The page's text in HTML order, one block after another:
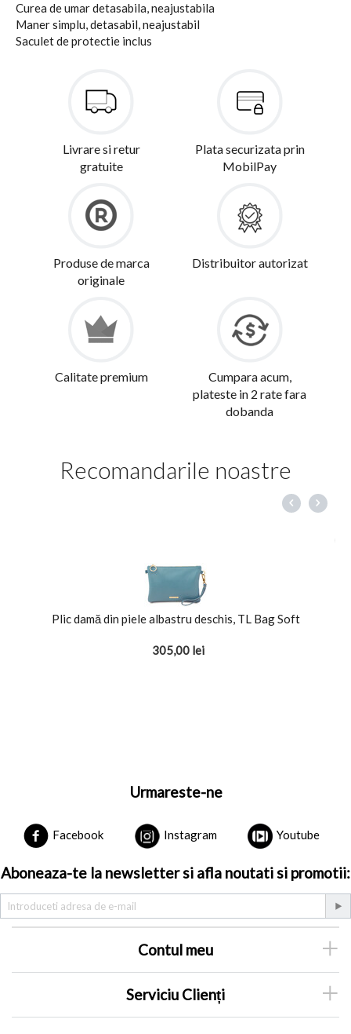
Curea de umar detasabila, neajustabila
Maner simplu, detasabil, neajustabil
Saculet de protectie inclus
Livrare si retur
gratuite
Plata securizata prin
MobilPay
Produse de marca
originale
Distribuitor autorizat
Calitate premium
Cumpara acum,
plateste in 2 rate fara
dobanda
Recomandarile noastre
Plic damă din piele albastru deschis, TL Bag Soft
305,00 lei
Urmareste-ne
Facebook Instagram Youtube
Aboneaza-te la newsletter si afla noutati si promotii:
Contul meu
Serviciu Clienți